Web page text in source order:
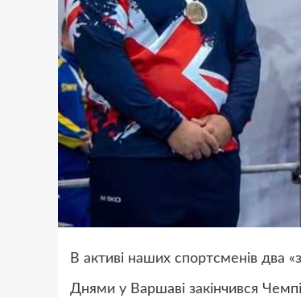
В активі наших спортсменів два
Днями у Варшаві закінчився